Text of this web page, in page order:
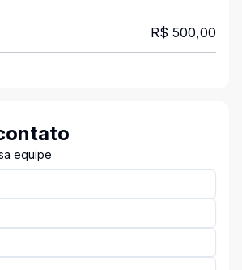
R$ 500,00
equipe